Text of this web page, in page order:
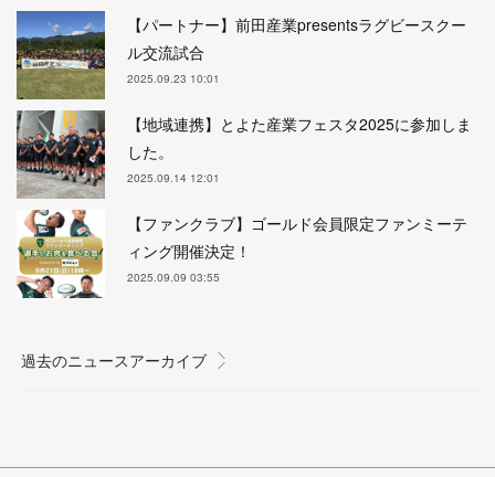
【パートナー】前田産業presentsラグビースクー
ル交流試合
2025.09.23 10:01
【地域連携】とよた産業フェスタ2025に参加しま
した。
2025.09.14 12:01
【ファンクラブ】ゴールド会員限定ファンミーテ
ィング開催決定！
2025.09.09 03:55